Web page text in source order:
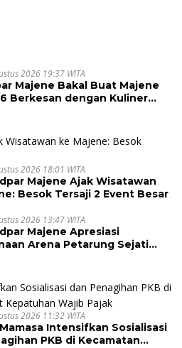
2026 19:37 WITA
Majene Bakal Buat Majene
Berkesan dengan Kuliner
2026 18:01 WITA
Majene Ajak Wisatawan
Besok Tersaji 2 Event Besar
2026 13:47 WITA
Majene Apresiasi
Arena Petarung Sejati
2026 11:32 WITA
Intensifkan Sosialisasi
PKB di Kecamatan